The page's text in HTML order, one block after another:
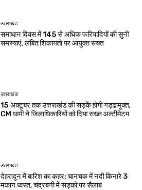
उत्तराखंड
समाधान दिवस में 145 से अधिक फरियादियों की सुनी
समस्याएं, लंबित शिकायतों पर आयुक्त सख्त
उत्तराखंड
15 अक्टूबर तक उत्तराखंड की सड़कें होंगी गड्ढामुक्त,
CM धामी ने जिलाधिकारियों को दिया सख्त अल्टीमेटम
उत्तराखंड
देहरादून में बारिश का कहर: चानचक में नदी किनारे 3
मकान ध्वस्त, चंद्रबनी में सड़कों पर सैलाब